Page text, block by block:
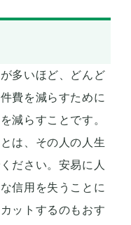
多いほど、どんど
費を減らすために
減らすことです。
は、その人の人生
ださい。安易に人
信用を失うことに
ットするのもおす